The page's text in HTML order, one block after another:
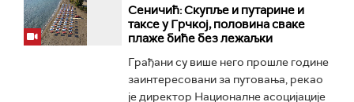
Сеничић: Скупље и путарине и
таксе у Грчкој, половина сваке
плаже биће без лежаљки
Грађани су више него прошле године
заинтересовани за путовања, рекао
је директор Националне асоцијације